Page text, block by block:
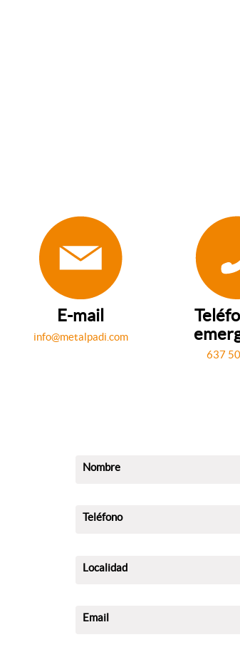
E-mail
info@metalpadi.com
637
Nombre
Teléfono
Localidad
Email